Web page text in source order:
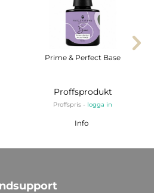
Prime & Perfect Base
Proffsprodukt
Proffspris - logga in
Info